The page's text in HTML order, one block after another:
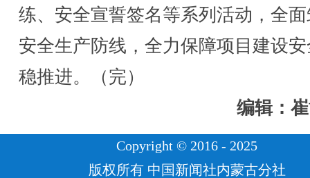
练、安全宣誓签名等系列活动，全
安全生产防线，全力保障项目建设
稳推进。（完）
编辑：
Copyright © 2016 - 2025
版权所有 中国新闻社内蒙古分社